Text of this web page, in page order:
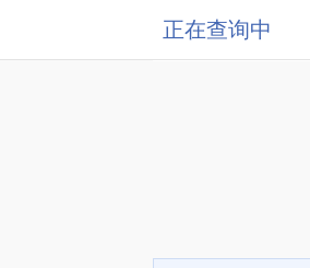
正在查询中